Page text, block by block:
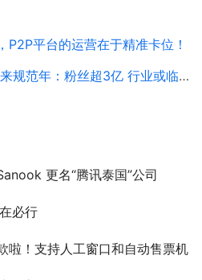
P2P平台的运营在于精准卡位！
范年：粉丝超3亿 行业或临新拐点
更名“腾讯泰国”公司
必行
啦！支持人工窗口和自动售票机